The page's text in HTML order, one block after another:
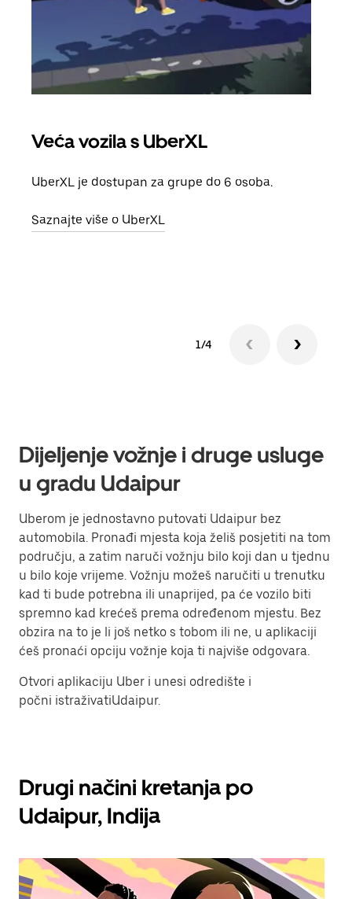
Veća vozila s UberXL
UberXL je dostupan za grupe do 6 osoba.
Saznajte više o UberXL
1/4
Dijeljenje vožnje i druge usluge
u gradu Udaipur
Uberom je jednostavno putovati Udaipur bez
automobila. Pronađi mjesta koja želiš posjetiti na tom
području, a zatim naruči vožnju bilo koji dan u tjednu
u bilo koje vrijeme. Vožnju možeš naručiti u trenutku
kad ti bude potrebna ili unaprijed, pa će vozilo biti
spremno kad krećeš prema određenom mjestu. Bez
obzira na to je li još netko s tobom ili ne, u aplikaciji
ćeš pronaći opciju vožnje koja ti najviše odgovara.
Otvori aplikaciju Uber i unesi odredište i
počni istraživatiUdaipur.
Drugi načini kretanja po
Udaipur, Indija